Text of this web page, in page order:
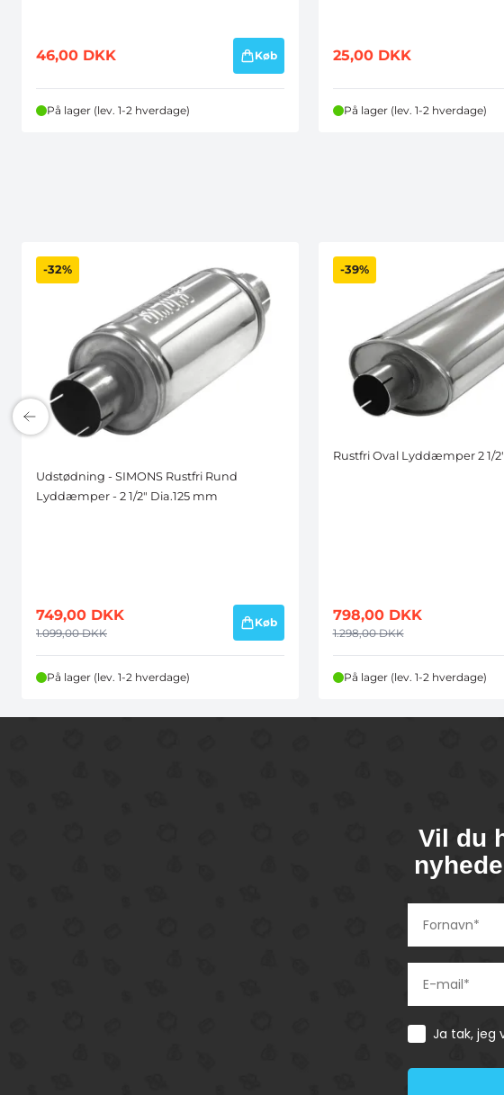
46,00 DKK Køb
På lager (lev. 1-2 hverdage)
25,00 DKK
På lager (lev. 1-2 hverdage)
-32%
Udstødning - SIMONS Rustfri Rund
Lyddæmper - 2 1/2" Dia.125 mm
749,00 DKK
1.099,00DKK
Køb
På lager (lev. 1-2 hverdage)
-39%
Rustfri Oval Lyddæmper 2 1/
798,00 DKK
1.298,00DKK
På lager (lev. 1-2 hverdage)
Vil du
Consent
Ja tak, jeg